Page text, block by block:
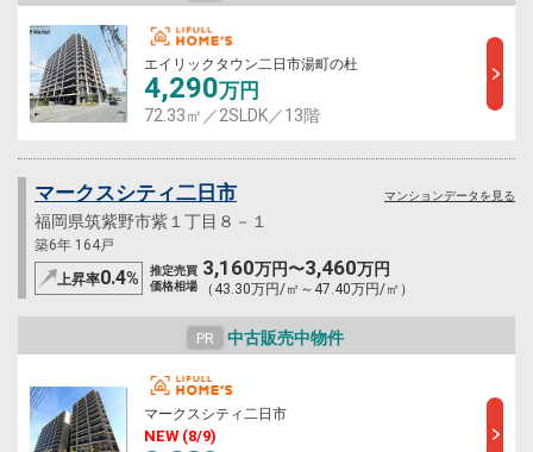
エイリックタウン二日市湯町の杜
4,290万円
72.33㎡／2SLDK／13階
マークスシティ二日市
福岡県筑紫野市紫１丁目８－１
築6年 164戸
上昇率0.4%
推定売買
価格相場
3,160万円〜3,460万円
（43.30万円/㎡～47.40万円/㎡）
マンションデータを見る
PR 中古販売中物件
マークスシティ二日市
NEW (8/9)